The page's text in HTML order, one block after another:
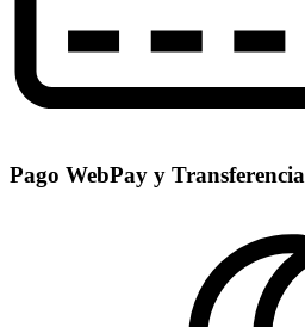
Pago WebPay y Transferencia